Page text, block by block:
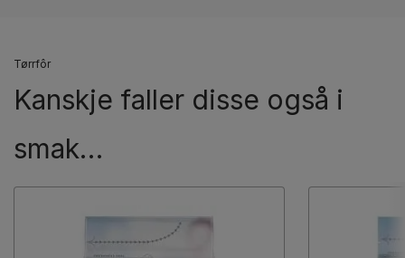
Tørrfôr
Kanskje faller disse også i
smak…